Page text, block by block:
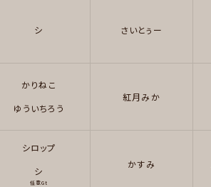
シ さいとぅー
かりねこ
ゆういちろう
紅月みか
シロップ
シ
任意Gt
かすみ